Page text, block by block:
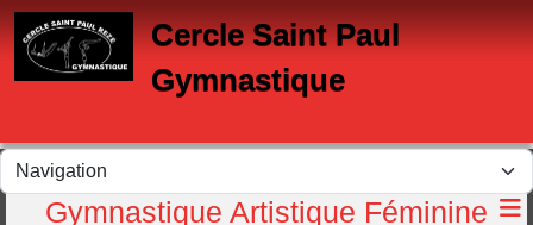
Cercle Saint Paul
Gymnastique
Gymnastique Artistique Féminine
Panneau de gestion des cookies